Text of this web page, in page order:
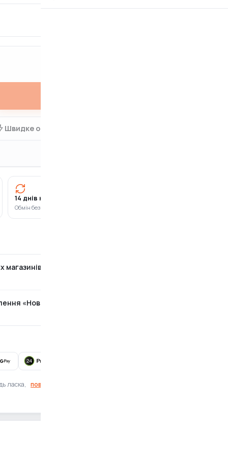
Швидке оформлення в 1 клік
14 днів на повернення
Обмін без зайвих питань
магазинів
«Нова Пошта»
ласка, повідомте нам